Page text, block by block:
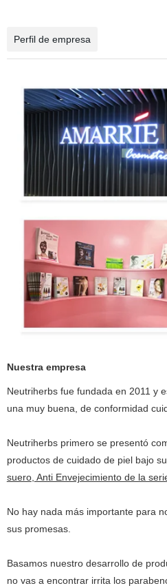
Perfil de empresa
Nuestra empresa
Neutriherbs fue fundada en 2011 y
una muy buena, de conformidad
Neutriherbs primero se presentó
productos de cuidado de piel bajo
suero, Anti Envejecimiento de la
No hay nada más importante para
sus promesas.
Basamos nuestro desarrollo de
no vas a encontrar irrita los